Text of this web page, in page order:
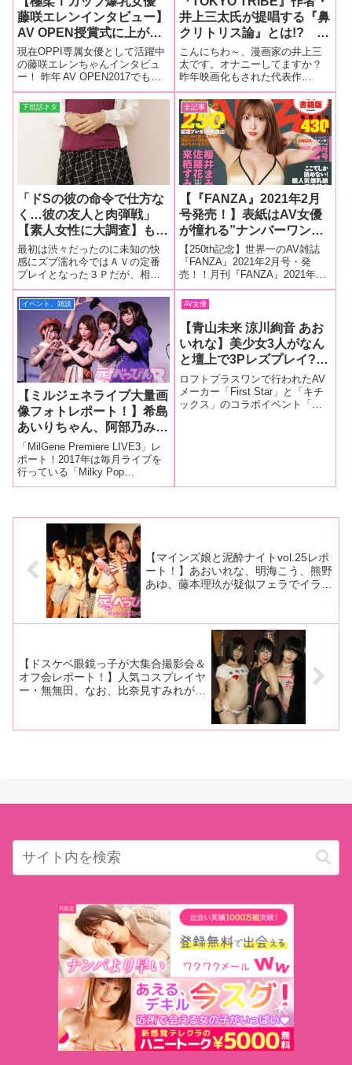
藤咲エレンインタビュー】
AV OPEN授賞式に上がり
トップ女優さんの美しさに
驚愕！「私、なんで単体な
んだろう…って（笑）」。
将来的にはマイホームを購
入！？「しっかり納税はし
なきゃです！」前編
現在OPPI専属女優として活躍中
の藤咲エレンちゃんインタビュ
ー！ 昨年 AV OPEN2017でも受
賞し名実ともに人気女優となっ
た彼女ですが、中身は意外と
（？）堅実!! そのギャップが素
敵なエレンちゃんのインタビュ
ーを御覧ください。（前編）
画あり）
昨年映画化もされた代表作
『TOKYO TRIBE』シリーズは海
外でも出版されており、井上三
太氏のファンは世界中に広がっ
ている。ブラックカルチャーに
受けた影響を独自の手法で表現
する超人気
下世話ネタ
「ドSの彼の命令で仕方な
く…彼の友人と肉弾戦」
【素人女性に大調査】もう
普通のHに戻れない！？快
感3P肉棒2本で失神SEX
最初は渋々だったのに未知の快
感にズブ濡れ今ではＡＶの定番
プレイとなった３Ｐだが、相手
探しが面倒なためか一般女性の
経験者は意外に少ないのだ
が……。そんな未経験女性も、
実は３Ｐに興味津々だった！
全記事
【『FANZA』2021年2月
号発売！】表紙はAV女優
が憧れる”ナンバーワンAV
女優”・三上悠亜！人気女
優インタビューは中山ふみ
か、田中ねね、夕季ちと
せ、ののか！新人インタビ
ューは櫻井まみ、来栖すみ
れ、佐藤花、叶愛、冨田朝
香が登場！
【250th記念】世界一のAV雑誌
『FANZA』2021年2月号・発
売！！月刊『FANZA』2021年2
月号発売！なんと今号はDMMか
ら数えて250号の記念号！AV女
優直筆サイン100枚プレゼント!!
今月の気になる内容ですが…表
紙はAV女優
イベント、雑談
【ミルジェネライブ大量画
像フォトレポート！】希島
あいりちゃん、阿部乃みく
ちゃん、栗林里莉ちゃん、
橋本ありなちゃんが生バン
ドをバックに熱唱！ 4者
4様の個性豊かなライブに
動！
「MilGene Premiere LIVE3」レ
ポート！2017年は毎月ライブを
行っている「Milky Pop
Generation(通称・みるじぇ
LIVE3」がJ
AV女優
【青山未来 涼川絢音 あお
いれな】美少女3人がなん
と壇上で3Pレズプレイ?!
客席全員フル勃起のFirst
Star×キチックス コラボイ
ベント！！
ロフトプラスワンで行われたAV
メーカー「First Star」と「キチ
ックス」のコラボイベント「フ
【マインズ娘と泥酔ナイトvol.25レポ
ート！】あおいれな、明海こう、熊野
あゆ、藤本理玖が疑似フェラでイラマ
エロ状態！
【ドスケベ眼鏡っ子が大集合撮影会＆
オフ会レポート！】人気コスプレイヤ
ー・無無田、なお、比奈見すみれが眼